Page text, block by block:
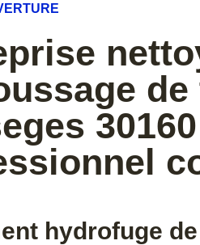
hydrofuge